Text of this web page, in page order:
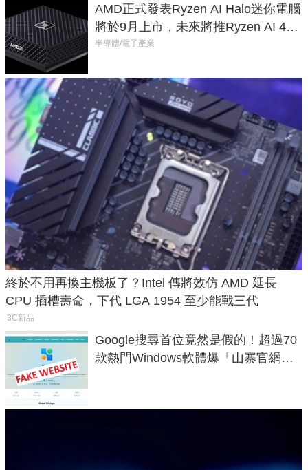
AMD正式發表Ryzen AI Halo迷你電腦
將於9月上市，未來將推Ryzen AI 400
Max系列處理器與對應升級版
半導體/電子產業
終於不用再換主機板了？Intel 傳將效仿 AMD 延長
CPU 插槽壽命，下代 LGA 1954 至少能戰三代
3C新品
Google搜尋首位竟然是假的！超過70
款熱門Windows軟體爆「山寨官網」